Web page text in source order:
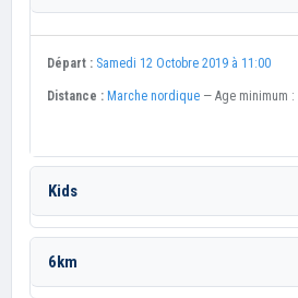
Départ : Samedi 12 Octobre 2019 à 11:00
Distance : Marche nordique — Age minimum :
Kids
6km